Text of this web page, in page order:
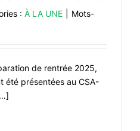
: À LA UNE
Mots-
de rentrée 2025,
été présentées au CSA-